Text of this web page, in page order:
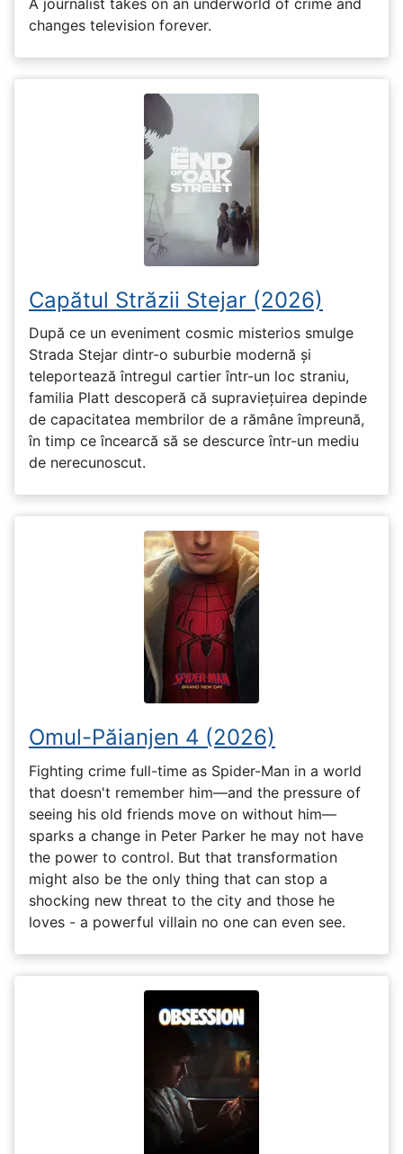
A journalist takes on an underworld of crime and
changes television forever.
Capătul Străzii Stejar (2026)
După ce un eveniment cosmic misterios smulge
Strada Stejar dintr-o suburbie modernă și
teleportează întregul cartier într-un loc straniu,
familia Platt descoperă că supraviețuirea depinde
de capacitatea membrilor de a rămâne împreună,
în timp ce încearcă să se descurce într-un mediu
de nerecunoscut.
Omul-Păianjen 4 (2026)
Fighting crime full-time as Spider-Man in a world
that doesn't remember him—and the pressure of
seeing his old friends move on without him—
sparks a change in Peter Parker he may not have
the power to control. But that transformation
might also be the only thing that can stop a
shocking new threat to the city and those he
loves - a powerful villain no one can even see.